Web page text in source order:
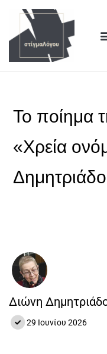
Το ποίημα
«Χρεία
Διώνη
29 Ιουνίου 2026